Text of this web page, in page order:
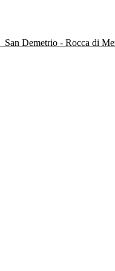
San Demetrio - Rocca di